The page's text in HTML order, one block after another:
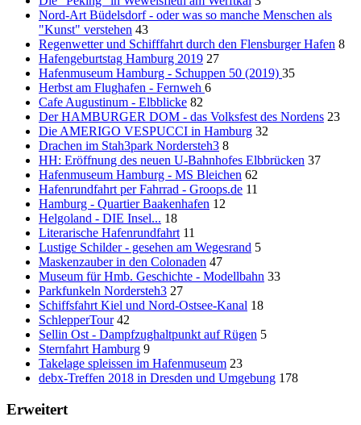
Nord-Art Büdelsdorf - oder was so manche Menschen als
"Kunst" verstehen 43
Regenwetter und Schifffahrt durch den Flensburger Hafen 8
Hafengeburtstag Hamburg 2019 27
Hafenmuseum Hamburg - Schuppen 50 (2019) 35
Herbst am Flughafen - Fernweh 6
Cafe Augustinum - Elbblicke 82
Der HAMBURGER DOM - das Volksfest des Nordens 23
Die AMERIGO VESPUCCI in Hamburg 32
Drachen im Stah3park Nordersteh3 8
HH: Eröffnung des neuen U-Bahnhofes Elbbrücken 37
Hafenmuseum Hamburg - MS Bleichen 62
Hafenrundfahrt per Fahrrad - Groops.de 11
Hamburg - Quartier Baakenhafen 12
Helgoland - DIE Insel... 18
Literarische Hafenrundfahrt 11
Lustige Schilder - gesehen am Wegesrand 5
Maskenzauber in den Colonaden 47
Museum für Hmb. Geschichte - Modellbahn 33
Parkfunkeln Nordersteh3 27
Schiffsfahrt Kiel und Nord-Ostsee-Kanal 18
SchlepperTour 42
Sellin Ost - Dampfzughaltpunkt auf Rügen 5
Sternfahrt Hamburg 9
Takelage spleissen im Hafenmuseum 23
debx-Treffen 2018 in Dresden und Umgebung 178
Erweitert